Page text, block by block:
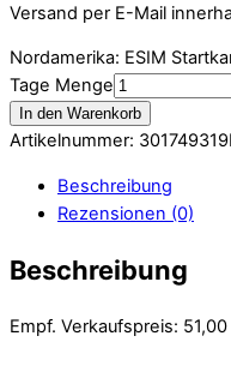
Versand per E-Mail
Nordamerika: ESIM
Tage Menge
In den Warenkorb
Artikelnummer: 301749319
Beschreibung
Rezensionen (0)
Beschreibung
Empf. Verkaufspreis: